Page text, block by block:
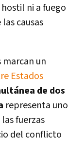
ni a fuego
causas
marcan un
Estados
de dos
representa uno
fuerzas
del conflicto